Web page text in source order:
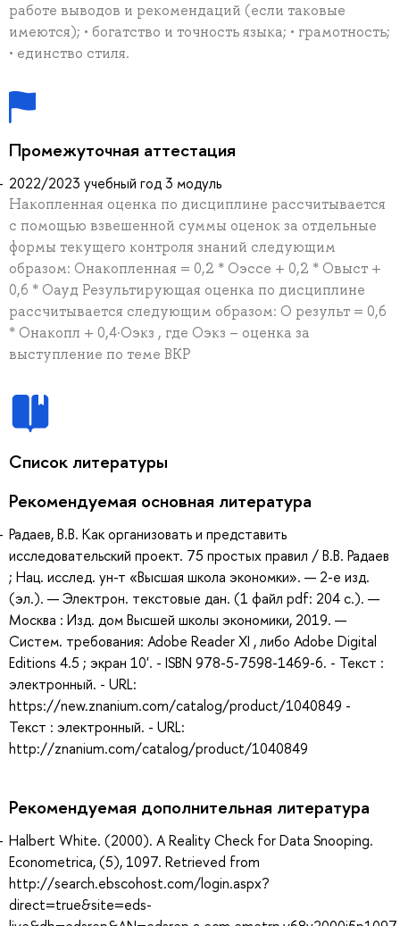
работе выводов и рекомендаций (если таковые
имеются); • богатство и точность языка; • грамотность;
• единство стиля.
Промежуточная аттестация
2022/2023 учебный год 3 модуль
Накопленная оценка по дисциплине рассчитывается
с помощью взвешенной суммы оценок за отдельные
формы текущего контроля знаний следующим
образом: Онакопленная = 0,2 * Оэссе + 0,2 * Овыст +
0,6 * Оауд Результирующая оценка по дисциплине
рассчитывается следующим образом: О результ = 0,6
* Онакопл + 0,4·Оэкз , где Оэкз – оценка за
выступление по теме ВКР
Список литературы
Рекомендуемая основная литература
Радаев, В.В. Как организовать и представить
исследовательский проект. 75 простых правил / В.В. Радаев
; Нац. исслед. ун-т «Высшая школа экономки». — 2-е изд.
(эл.). — Электрон. текстовые дан. (1 файл pdf: 204 с.). —
Москва : Изд. дом Высшей школы экономики, 2019. —
Систем. требования: Adobe Reader XI , либо Adobe Digital
Editions 4.5 ; экран 10'. - ISBN 978-5-7598-1469-6. - Текст :
электронный. - URL:
https://new.znanium.com/catalog/product/1040849 -
Текст : электронный. - URL:
http://znanium.com/catalog/product/1040849
Рекомендуемая дополнительная литература
Halbert White. (2000). A Reality Check for Data Snooping.
Econometrica, (5), 1097. Retrieved from
http://search.ebscohost.com/login.aspx?
direct=true&site=eds-